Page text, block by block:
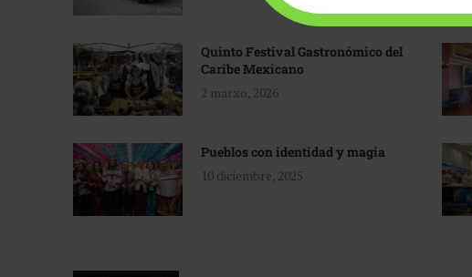
Quinto Festival Gastronómico del
Caribe Mexicano
2 marzo, 2026
Pueblos con identidad y magia
10 diciembre, 2025